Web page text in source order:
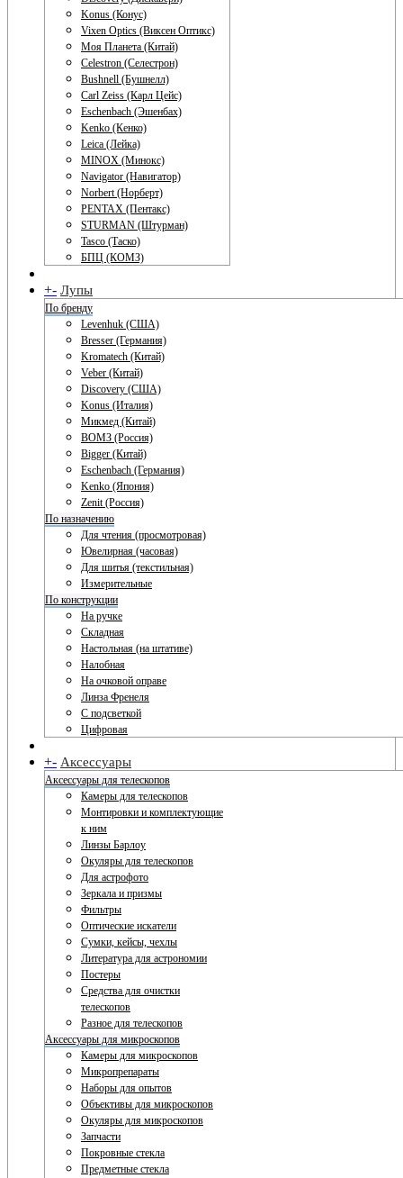
Konus (Конус)
Vixen Optics (Виксен Оптикс)
Моя Планета (Китай)
Celestron (Селестрон)
Bushnell (Бушнелл)
Carl Zeiss (Карл Цейс)
Eschenbach (Эшенбах)
Kenko (Кенко)
Leica (Лейка)
MINOX (Минокс)
Navigator (Навигатор)
Norbert (Норберт)
PENTAX (Пентакс)
STURMAN (Штурман)
Tasco (Таско)
БПЦ (КОМЗ)
+- Лупы
По бренду
Levenhuk (США)
Bresser (Германия)
Kromatech (Китай)
Veber (Китай)
Discovery (США)
Konus (Италия)
Микмед (Китай)
ВОМЗ (Россия)
Bigger (Китай)
Eschenbach (Германия)
Kenko (Япония)
Zenit (Россия)
По назначению
Для чтения (просмотровая)
Ювелирная (часовая)
Для шитья (текстильная)
Измерительные
По конструкции
На ручке
Складная
Настольная (на штативе)
Налобная
На очковой оправе
Линза Френеля
С подсветкой
Цифровая
+- Аксессуары
Аксессуары для телескопов
Камеры для телескопов
Монтировки и комплектующие
к ним
Линзы Барлоу
Окуляры для телескопов
Для астрофото
Зеркала и призмы
Фильтры
Оптические искатели
Сумки, кейсы, чехлы
Литература для астрономии
Постеры
Средства для очистки
телескопов
Разное для телескопов
Аксессуары для микроскопов
Камеры для микроскопов
Микропрепараты
Наборы для опытов
Объективы для микроскопов
Окуляры для микроскопов
Запчасти
Покровные стекла
Предметные стекла